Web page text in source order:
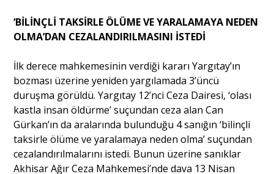
‘BİLİNÇLİ TAKSİRLE ÖLÜME VE YARALAMAYA NEDEN
OLMA’DAN CEZALANDIRILMASINI İSTEDİ
İlk derece mahkemesinin verdiği kararı Yargıtay’ın
bozması üzerine yeniden yargılamada 3’üncü
duruşma görüldü. Yargıtay 12’nci Ceza Dairesi, ‘olası
kastla insan öldürme’ suçundan ceza alan Can
Gürkan’ın da aralarında bulunduğu 4 sanığın ‘bilinçli
taksirle ölüme ve yaralamaya neden olma’ suçundan
cezalandırılmalarını istedi. Bunun üzerine sanıklar
Akhisar Ağır Ceza Mahkemesi’nde dava 13 Nisan